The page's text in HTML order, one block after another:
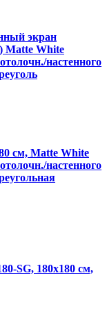
экран
Matte White
настенного
см, Matte White
настенного
SG, 180х180 см,